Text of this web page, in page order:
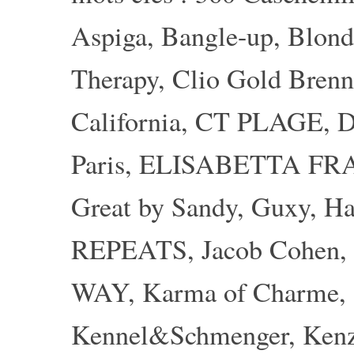
Aspiga, Bangle-up,
Therapy, Clio Gold
California, CT PLAGE,
Paris, ELISABETTA
Great by Sandy, Guxy,
REPEATS, Jacob Cohen,
WAY, Karma of Charme,
Kennel&Schmenger,